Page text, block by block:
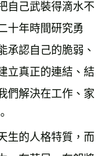
自己武裝得滴水不
十年時間研究勇
承認自己的脆弱、
立真正的連結、結
們解決在工作、家
生的人格特質，而